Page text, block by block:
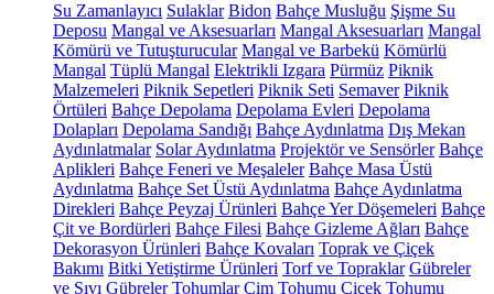
Su Zamanlayıcı Sulaklar Bidon Bahçe Musluğu Şişme Su
Deposu Mangal ve Aksesuarları Mangal Aksesuarları Mangal
Kömürü ve Tutuşturucular Mangal ve Barbekü Kömürlü
Mangal Tüplü Mangal Elektrikli Izgara Pürmüz Piknik
Malzemeleri Piknik Sepetleri Piknik Seti Semaver Piknik
Örtüleri Bahçe Depolama Depolama Evleri Depolama
Dolapları Depolama Sandığı Bahçe Aydınlatma Dış Mekan
Aydınlatmalar Solar Aydınlatma Projektör ve Sensörler Bahçe
Aplikleri Bahçe Feneri ve Meşaleler Bahçe Masa Üstü
Aydınlatma Bahçe Set Üstü Aydınlatma Bahçe Aydınlatma
Direkleri Bahçe Peyzaj Ürünleri Bahçe Yer Döşemeleri Bahçe
Çit ve Bordürleri Bahçe Filesi Bahçe Gizleme Ağları Bahçe
Dekorasyon Ürünleri Bahçe Kovaları Toprak ve Çiçek
Bakımı Bitki Yetiştirme Ürünleri Torf ve Topraklar Gübreler
ve Sıvı Gübreler Tohumlar Çim Tohumu Çiçek Tohumu